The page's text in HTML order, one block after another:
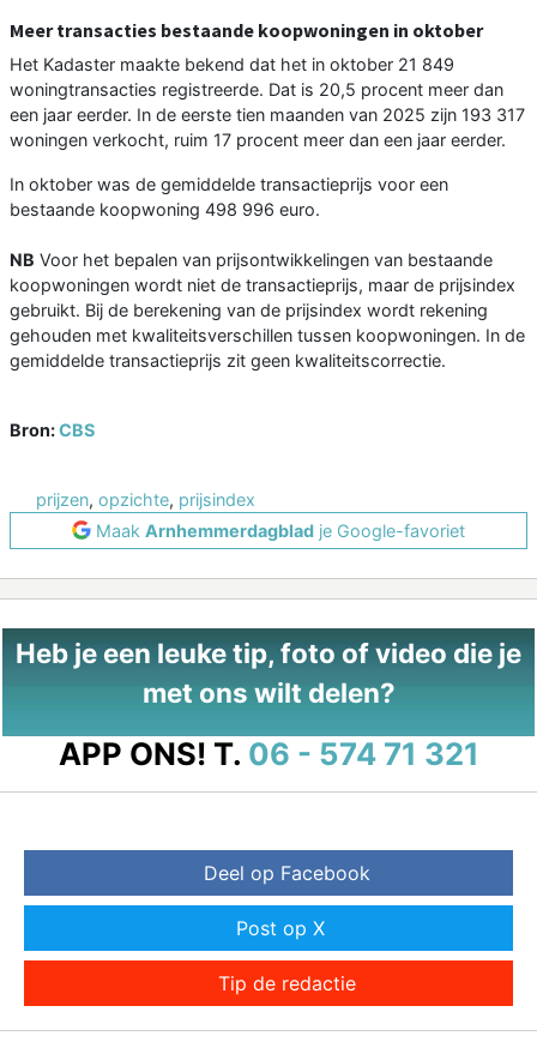
Meer transacties bestaande koopwoningen in oktober
Het Kadaster maakte bekend dat het in oktober 21 849
woningtransacties registreerde. Dat is 20,5 procent meer dan
een jaar eerder. In de eerste tien maanden van 2025 zijn 193 317
woningen verkocht, ruim 17 procent meer dan een jaar eerder.
In oktober was de gemiddelde transactieprijs voor een
bestaande koopwoning 498 996 euro.
NB Voor het bepalen van prijsontwikkelingen van bestaande
koopwoningen wordt niet de transactieprijs, maar de prijsindex
gebruikt. Bij de berekening van de prijsindex wordt rekening
gehouden met kwaliteitsverschillen tussen koopwoningen. In de
gemiddelde transactieprijs zit geen kwaliteitscorrectie.
Bron:CBS
prijzen, opzichte, prijsindex
Maak Arnhemmerdagblad je Google-favoriet
Heb je een leuke tip, foto of video die je
met ons wilt delen?
APP ONS! T. 06 - 574 71 321
Deel op Facebook
Post op X
Tip de redactie